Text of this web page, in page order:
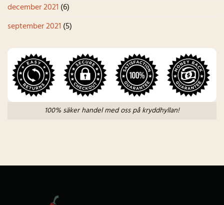
december 2021 (6)
september 2021 (5)
100% säker handel med oss på kryddhyllan!